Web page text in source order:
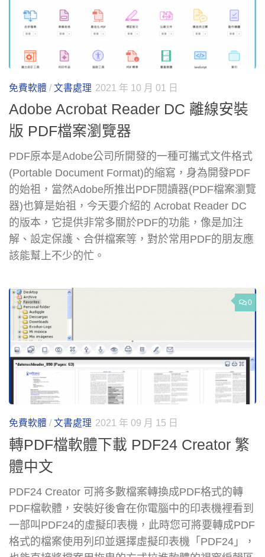
免費軟體 / 文書處理 2021 年 10 月 01 日
Adobe Acrobat Reader DC 離線安裝
版 PDF檔案瀏覽器
PDF原本是Adobe公司所開發的一種可攜式文件格式
(Portable Document Format)的縮寫，身為開發PDF
的始祖，當然Adobe所推出PDF閱讀器(PDF檔案瀏覽
器)也算是始祖，今天要介紹的 Acrobat Reader DC
的版本，它提供非常多關於PDF的功能，像是加注
解、設定保護、合併檔案等，對於常用PDF的朋友應
該能幫上不少的忙。
0
免費軟體 / 文書處理 2021 年 09 月 15 日
轉PDF檔軟體下載 PDF24 Creator 繁
體中文
PDF24 Creator 可將多數檔案轉換成PDF格式的轉
PDF檔軟體，安裝好後會在你電腦中的印表機裡看到
一部叫PDF24的虛擬印表機，此時您可將要轉成PDF
格式的檔案使用列印並選擇虛擬印表機「PDF24」，